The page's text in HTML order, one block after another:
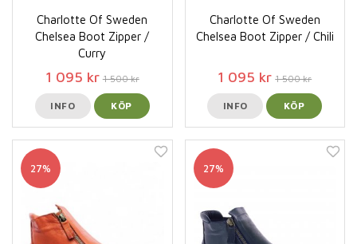
Charlotte Of Sweden
Chelsea Boot Zipper /
Curry
1 095 kr 1 500 kr
INFO KÖP
Charlotte Of Sweden
Chelsea Boot Zipper / Chili
1 095 kr 1 500 kr
INFO KÖP
27% 27%